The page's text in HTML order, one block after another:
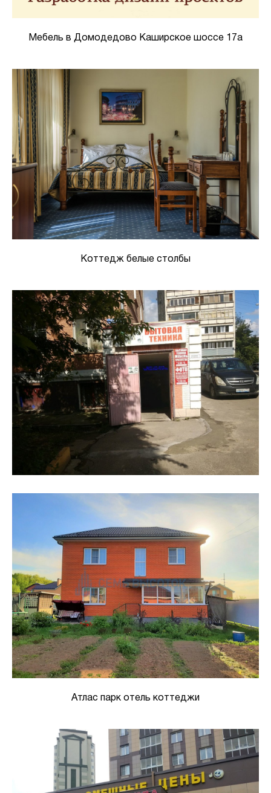
Мебель в Домодедово Каширское шоссе 17а
Коттедж белые столбы
Атлас парк отель коттеджи